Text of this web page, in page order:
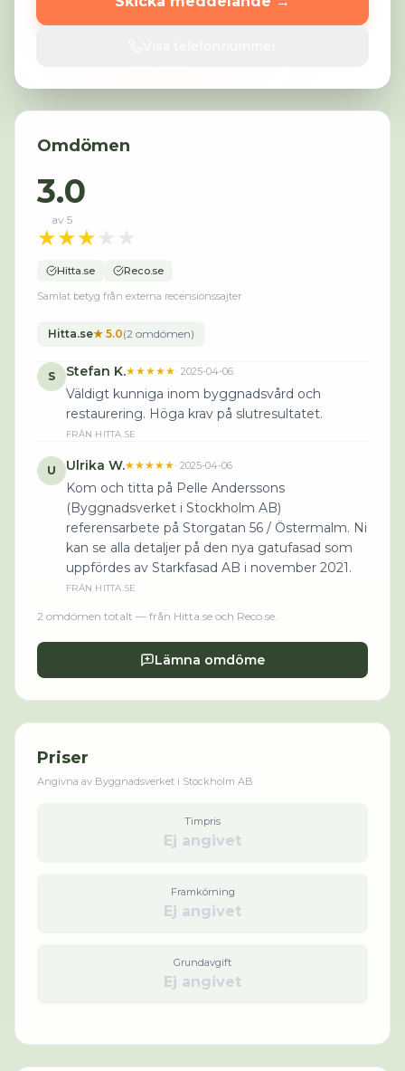
Omdömen
3.0
av 5
★★★ ★ ★
Hitta.se
Reco.se
Samlat betyg från externa recensionssajter
Hitta.se★ 5.0(2 omdömen)
S Stefan K.★★★★★· 2025-04-06
Väldigt kunniga inom byggnadsvård och
restaurering. Höga krav på slutresultatet.
FRÅN HITTA.SE
U Ulrika W.★★★★★· 2025-04-06
Kom och titta på Pelle Anderssons
(Byggnadsverket i Stockholm AB)
referensarbete på Storgatan 56 / Östermalm. Ni
kan se alla detaljer på den nya gatufasad som
uppfördes av Starkfasad AB i november 2021.
FRÅN HITTA.SE
2 omdömen totalt — från Hitta.se och Reco.se.
Lämna omdöme
Priser
Angivna av Byggnadsverket i Stockholm AB
Timpris
Ej angivet
Framkörning
Ej angivet
Grundavgift
Ej angivet